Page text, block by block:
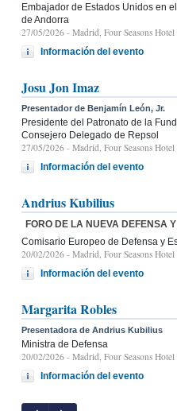
Embajador de Estados Unidos en
de Andorra
27/05/2026 - Madrid, Four Seasons
Información del evento
Josu Jon Imaz
Presentador de Benjamín León, Jr.
Presidente del Patronato de la
Consejero Delegado de Repsol
27/05/2026 - Madrid, Four Seasons
Información del evento
Andrius Kubilius
FORO DE LA NUEVA DEFENSA
Comisario Europeo de Defensa y
20/02/2026 - Madrid, Four Seasons
Información del evento
Margarita Robles
Presentadora de Andrius Kubilius
Ministra de Defensa
20/02/2026 - Madrid, Four Seasons
Información del evento